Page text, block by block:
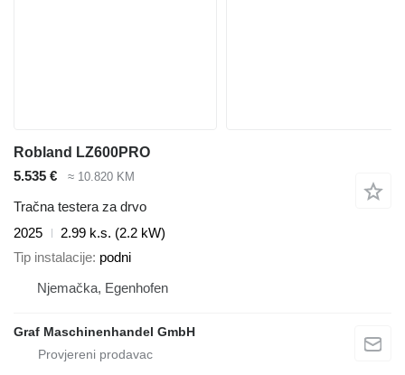
Robland LZ600PRO
5.535 €
≈ 10.820 KM
Tračna testera za drvo
2025
2.99 k.s. (2.2 kW)
Tip instalacije podni
Njemačka, Egenhofen
Graf Maschinenhandel GmbH